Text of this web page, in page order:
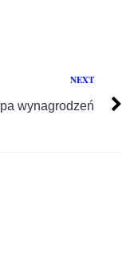
NEXT
wynagrodzeń